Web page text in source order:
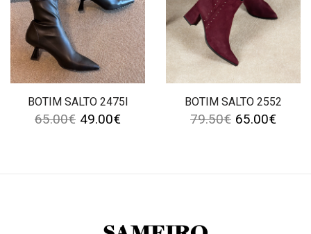
BOTIM SALTO 2475I
65.00€ 49.00€
BOTIM SALTO 2552
79.50€ 65.00€